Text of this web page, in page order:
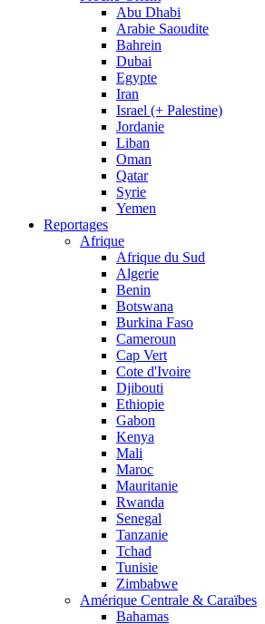
Abu Dhabi
Arabie Saoudite
Bahrein
Dubai
Egypte
Iran
Israel (+ Palestine)
Jordanie
Liban
Oman
Qatar
Syrie
Yemen
Reportages
Afrique
Afrique du Sud
Algerie
Benin
Botswana
Burkina Faso
Cameroun
Cap Vert
Cote d'Ivoire
Djibouti
Ethiopie
Gabon
Kenya
Mali
Maroc
Mauritanie
Rwanda
Senegal
Tanzanie
Tchad
Tunisie
Zimbabwe
Amérique Centrale & Caraïbes
Bahamas